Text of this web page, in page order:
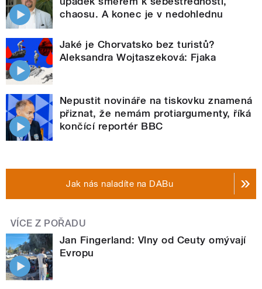
chaosu. A konec je v nedohlednu
Jaké je Chorvatsko bez turistů?
Aleksandra Wojtaszeková: Fjaka
Nepustit novináře na tiskovku znamená
přiznat, že nemám protiargumenty, říká
končící reportér BBC
Jak nás naladíte na DABu
VÍCE Z POŘADU
Jan Fingerland: Vlny od Ceuty omývají
Evropu